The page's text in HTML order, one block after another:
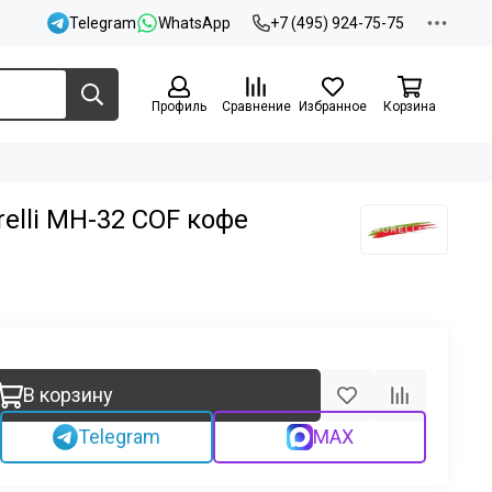
Telegram WhatsApp +7 (495) 924-75-75
Профиль Сравнение Избранное Корзина
MH-32 COF кофе
В корзину
Telegram
MAX